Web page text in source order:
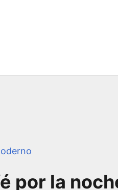
por la